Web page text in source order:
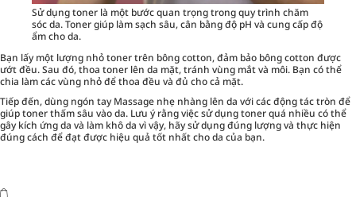
Sử dụng toner là một bước quan trọng trong quy trình chăm
sóc da. Toner giúp làm sạch sâu, cân bằng độ pH và cung cấp độ
ẩm cho da.
Bạn lấy một lượng nhỏ toner trên bông cotton, đảm bảo bông cotton được
ướt đều. Sau đó, thoa toner lên da mặt, tránh vùng mắt và môi. Bạn có thể
chia làm các vùng nhỏ để thoa đều và đủ cho cả mặt.
Tiếp đến, dùng ngón tay Massage nhẹ nhàng lên da với các động tác tròn để
giúp toner thấm sâu vào da. Lưu ý rằng việc sử dụng toner quá nhiều có thể
gây kích ứng da và làm khô da vì vậy, hãy sử dụng đúng lượng và thực hiện
đúng cách để đạt được hiệu quả tốt nhất cho da của bạn.